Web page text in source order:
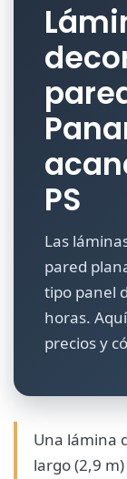
PS
Las
pared
tipo panel
horas.
precios y
Una lámina
largo (2,9